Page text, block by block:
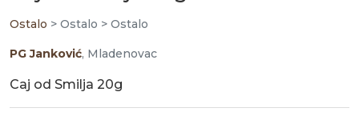
Ostalo > Ostalo > Ostalo
PG Janković, Mladenovac
Caj od Smilja 20g